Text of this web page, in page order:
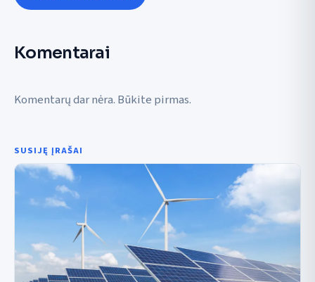
Komentarai
Komentarų dar nėra. Būkite pirmas.
SUSIJĘ ĮRAŠAI